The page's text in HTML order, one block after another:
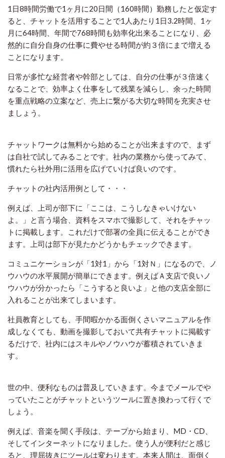
1日8時間労働で1ヶ月に20日間（160時間）勤務したと仮定す
ると、チャットを活用することで1人あたり1日3.2時間、1ヶ
月に64時間、年間で768時間も効率化出来ることになり、必
然的に自分自身の仕事に費やせる時間が約３倍にまで増える
ことになります。
日常が多忙な経営者や幹部としては、自分の仕事が３倍速く
なることで、効率よく仕事をして残業を減らし、余った時間
を重点戦略の立案など、売上に繋がる大切な時間を充実させ
ましょう。
チャットワークは無料から始めることが出来ますので、まず
は自社で試してみることです。社内の業務から使ってみて、
慣れたら社外用に活用を広げていけば良いのです。
チャットの社内活用例として・・・
例えば、上司が部下に「ここは、こうしなきゃいけない
よ。」と言う場合、資料をスマホで撮影して、それをチャッ
トに掲載します。これだけで部署の全員に伝えることができ
ます。上司は部下が見たかどうかもチェックできます。
コミュニケーションが「1対1」から「1対Ｎ」になるので、ノ
ウハウの水平展開が簡単にできます。例えばＡ支店で良いノ
ウハウが分かったら「こうすると良いよ」と他の支店全部に
入れることが出来てしまいます。
社員教育としても、手間暇かかる面倒くさいマニュアルを作
成しなくても、動画を撮影しておいて共有チャットに掲載す
るだけで、社内にはスキルやノウハウが蓄積されていきま
す。
世の中、便利なものは普及していきます。今までメールでや
っていたことがチャットというツールに置き換わって行くで
しょう。
例えば、音楽を聞く手段は、テープから始まり、MD・CD、
そしてインターネットになりました。使う人が便利だと感じ
ると、理屈抜きにツールは変わります。本来人間は、面倒く